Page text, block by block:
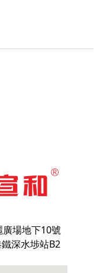
場地下10號
深水埗站B2